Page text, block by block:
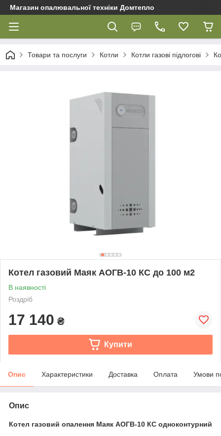
Магазин опалювальної техніки Домтепло
Товари та послуги Котли Котли газові підлогові
Котел газовий Маяк АОГВ-10 КС до 100 м2
В наявності
Роздріб
17 140 ₴
Купити
Опис Характеристики Доставка Оплата Умови
Опис
Котел газовий опалення Маяк АОГВ-10 КС одноконтурний